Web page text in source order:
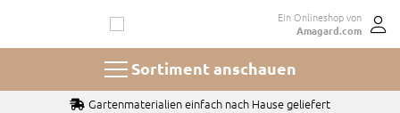
springen
Ein Onlineshop von
Amagard.com
Sortiment anschauen
Gartenmaterialien einfach nach Hause geliefert